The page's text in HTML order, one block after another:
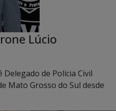
Lúcio
de Polícia Civil
Mato Grosso do Sul desde